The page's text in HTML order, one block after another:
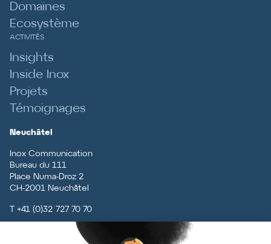
Domaines
Ecosystème
ACTIVITÉS
Insights
Inside Inox
Projets
Témoignages
Neuchâtel
Inox Communication
Bureau du 111
Place Numa-Droz 2
CH-2001 Neuchâtel
+41 (0)32 727 70 70